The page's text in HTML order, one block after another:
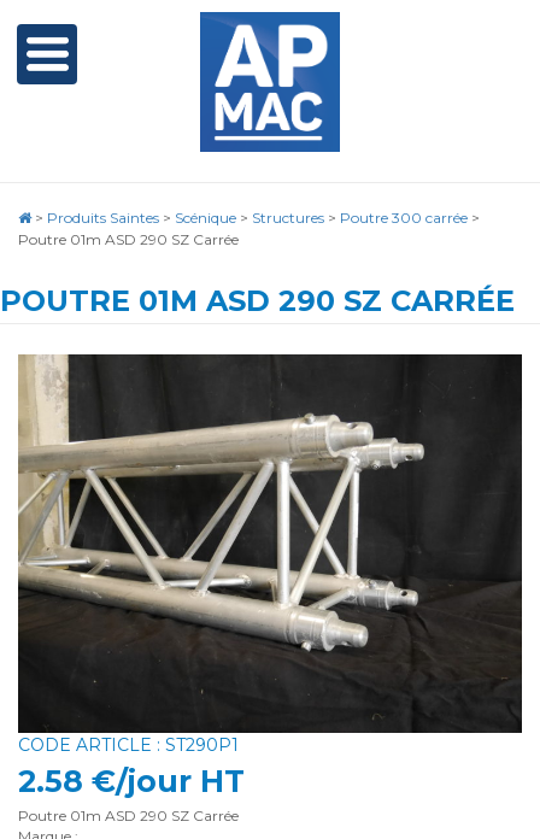
> Produits Saintes > Scénique > Structures > Poutre 300 carrée >
Poutre 01m ASD 290 SZ Carrée
POUTRE 01M ASD 290 SZ CARRÉE
CODE ARTICLE : ST290P1
2.58 €/jour HT
Poutre 01m ASD 290 SZ Carrée
Marque :